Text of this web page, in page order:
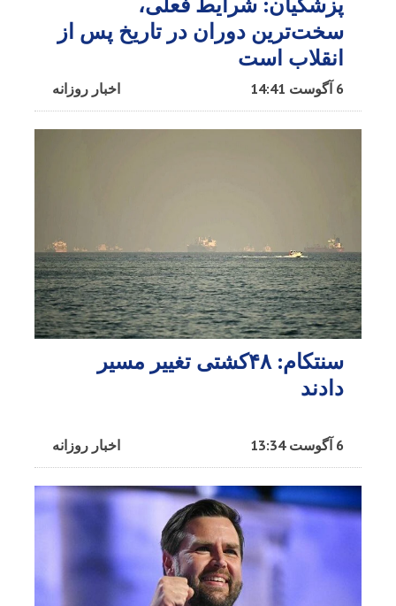
سخت‌ترین دوران در تاریخ پس از
انقلاب است
اخبار روزانه 6 آگوست 14:41
سنتکام: ۴۸کشتی تغییر مسیر
دادند
اخبار روزانه 6 آگوست 13:34